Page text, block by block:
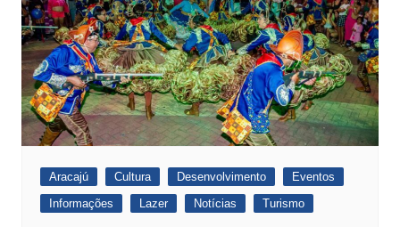
Aracajú Cultura Desenvolvimento
Eventos
Informações
Lazer Notícias Turismo